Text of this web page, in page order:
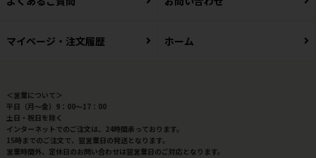
マイページ・注文履歴 ホーム
＜営業について＞
平日（月～金）9：00～17：00
土日・祝日を除く
インターネットでのご注文は、24時間承っております。
15時までのご注文で、翌営業日の発送となります。
営業時間外、定休日のお問い合わせは翌営業日のご対応となります。